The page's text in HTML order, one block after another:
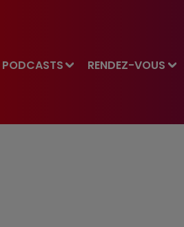
PODCASTS RENDEZ-VOUS